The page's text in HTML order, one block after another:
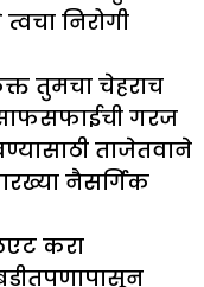
निरोगी
तुमचा चेहराच
साफसफाईची गरज
ताजेतवाने
नैसर्गिक
करा